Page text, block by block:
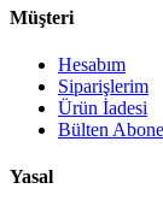
Müşteri
Hesabım
Siparişlerim
Ürün İadesi
Bülten
Yasal